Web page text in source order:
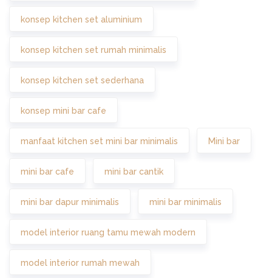
konsep kitchen set aluminium
konsep kitchen set rumah minimalis
konsep kitchen set sederhana
konsep mini bar cafe
manfaat kitchen set mini bar minimalis Mini bar
mini bar cafe mini bar cantik
mini bar dapur minimalis mini bar minimalis
model interior ruang tamu mewah modern
model interior rumah mewah